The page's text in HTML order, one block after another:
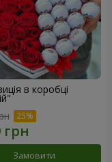
в коробці
Замовити